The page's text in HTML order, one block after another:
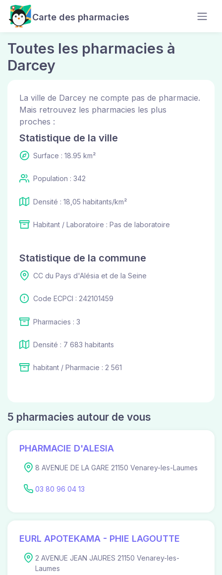
Carte des pharmacies
Toutes les pharmacies à
Darcey
La ville de Darcey ne compte pas de pharmacie.
Mais retrouvez les pharmacies les plus
proches :
Statistique de la ville
Surface : 18.95 km²
Population : 342
Densité : 18,05 habitants/km²
Habitant / Laboratoire : Pas de laboratoire
Statistique de la commune
CC du Pays d'Alésia et de la Seine
Code ECPCI : 242101459
Pharmacies : 3
Densité : 7 683 habitants
habitant / Pharmacie : 2 561
5 pharmacies autour de vous
PHARMACIE D'ALESIA
8 AVENUE DE LA GARE 21150 Venarey-les-Laumes
03 80 96 04 13
EURL APOTEKAMA - PHIE LAGOUTTE
2 AVENUE JEAN JAURES 21150 Venarey-les-
Laumes